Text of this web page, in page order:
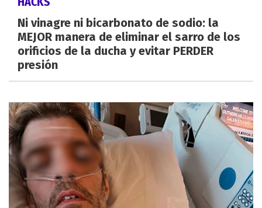
Ni vinagre ni bicarbonato de sodio: la
MEJOR manera de eliminar el sarro de los
orificios de la ducha y evitar PERDER
presión